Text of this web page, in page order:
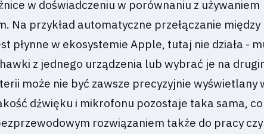
w doświadczeniu w porównaniu z używaniem
Na przykład automatyczne przełączanie między
płynne w ekosystemie Apple, tutaj nie działa -
z jednego urządzenia lub wybrać je na
może nie być zawsze precyzyjnie wyświetlany
dźwięku i mikrofonu pozostaje taka sama, co
rozwiązaniem także do pracy czy